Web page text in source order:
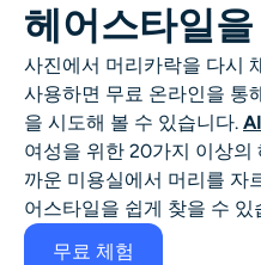
헤어스타일
사진에서 머리카락을 다시
사용하면 무료 온라인을 통
을 시도해 볼 수 있습니다.
여성을 위한 20가지 이상
까운 미용실에서 머리를 자
어스타일을 쉽게 찾을 수 있
무료 체험